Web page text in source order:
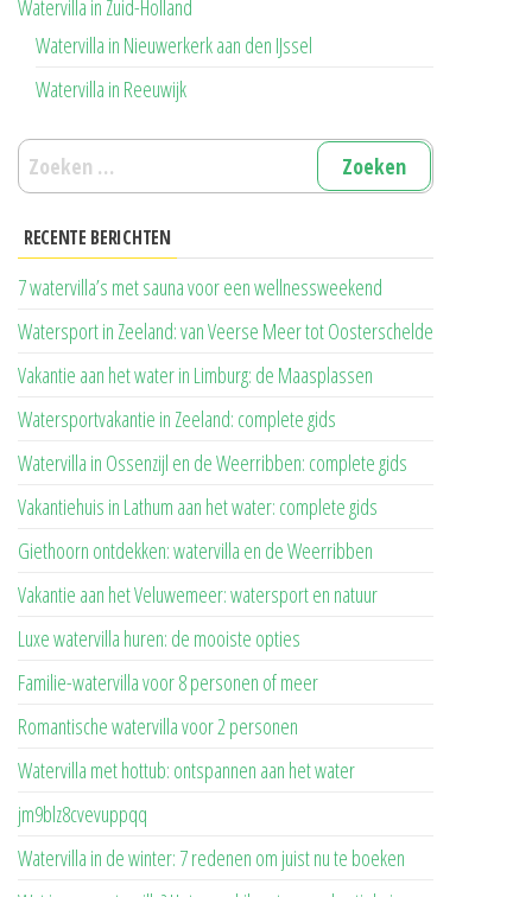
Watervilla in Zuid-Holland
Watervilla in Nieuwerkerk aan den IJssel
Watervilla in Reeuwijk
Zoeken
naar:
RECENTE BERICHTEN
7 watervilla’s met sauna voor een wellnessweekend
Watersport in Zeeland: van Veerse Meer tot Oosterschelde
Vakantie aan het water in Limburg: de Maasplassen
Watersportvakantie in Zeeland: complete gids
Watervilla in Ossenzijl en de Weerribben: complete gids
Vakantiehuis in Lathum aan het water: complete gids
Giethoorn ontdekken: watervilla en de Weerribben
Vakantie aan het Veluwemeer: watersport en natuur
Luxe watervilla huren: de mooiste opties
Familie-watervilla voor 8 personen of meer
Romantische watervilla voor 2 personen
Watervilla met hottub: ontspannen aan het water
jm9blz8cvevuppqq
Watervilla in de winter: 7 redenen om juist nu te boeken